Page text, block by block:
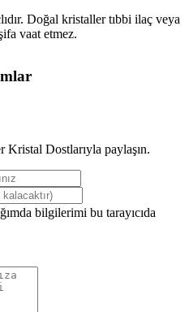
Doğal kristaller tıbbi ilaç veya
vaat etmez.
Kristal Dostlarıyla paylaşın.
bilgilerimi bu tarayıcıda